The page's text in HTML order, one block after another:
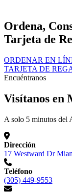
Ordena,
Tarjeta de
ORDENAR EN
TARJETA DE
Encuéntranos
Visítanos en
A solo 5 minutos del
Dirección
17 Westward Dr
Teléfono
(305) 449-9553